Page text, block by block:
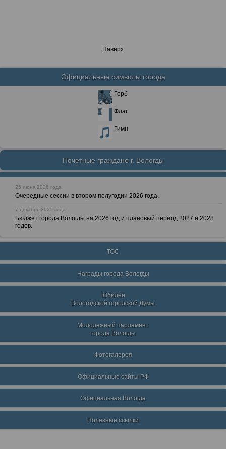
Наверх
Официальные символы города
Герб
Флаг
Гимн
Почетные граждане г. Вологды
25 июня 2026 года
Очередные сессии в втором полугодии 2026 года.
7 декабря 2025 года
Бюджет города Вологды на 2026 год и плановый период 2027 и 2028
годов.
ТОС
Награды города Вологды
Юбилеи
Вологодской городской Думы
Молодежный парламент
города Вологды
Фотогалерея
Официальные сайты РФ
Официальная Вологда
Полезные ссылки